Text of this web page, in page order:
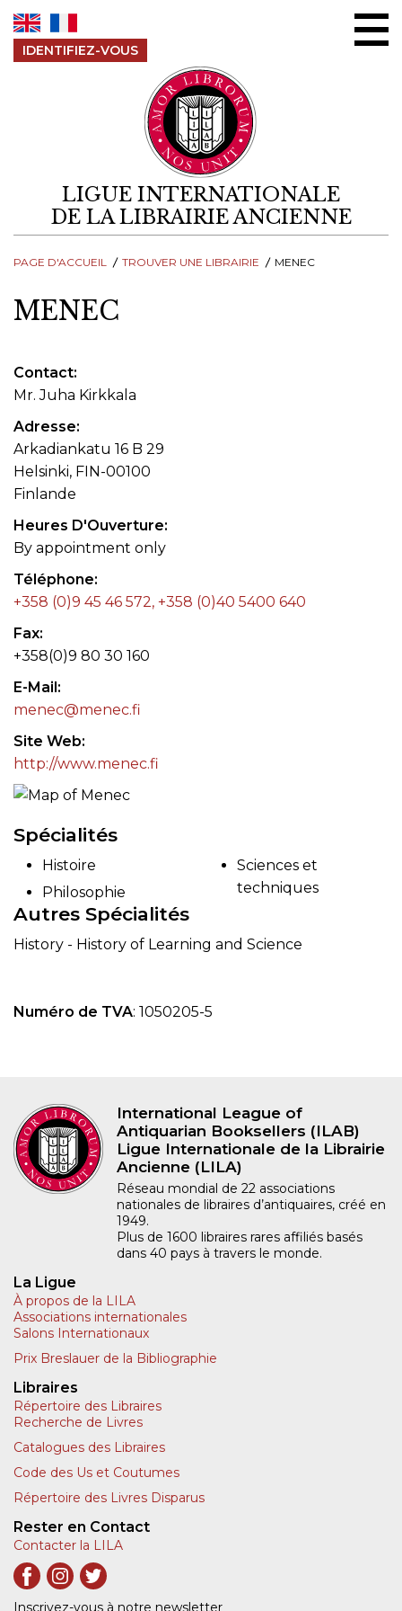
IDENTIFIEZ-VOUS
LIGUE INTERNATIONALE
DE LA LIBRAIRIE ANCIENNE
PAGE D'ACCUEIL TROUVER UNE LIBRAIRIE MENEC
MENEC
Contact
Mr. Juha Kirkkala
Adresse
Arkadiankatu 16 B 29
Helsinki, FIN-00100
Finlande
Heures D'Ouverture
By appointment only
Téléphone
+358 (0)9 45 46 572, +358 (0)40 5400 640
Fax
+358(0)9 80 30 160
E-Mail
menec@menec.fi
Site Web
http://www.menec.fi
Spécialités
Histoire
Philosophie
Sciences et
techniques
Autres Spécialités
History - History of Learning and Science
Numéro de TVA: 1050205-5
International League of
Antiquarian Booksellers (ILAB)
Ligue Internationale de la Librairie
Ancienne (LILA)
Réseau mondial de 22 associations
nationales de libraires d’antiquaires, créé en
1949.
Plus de 1600 libraires rares affiliés basés
dans 40 pays à travers le monde.
La Ligue
À propos de la LILA
Associations internationales
Salons Internationaux
Prix Breslauer de la Bibliographie
Libraires
Répertoire des Libraires
Recherche de Livres
Catalogues des Libraires
Code des Us et Coutumes
Répertoire des Livres Disparus
Rester en Contact
Contacter la LILA
Inscrivez-vous à notre newsletter